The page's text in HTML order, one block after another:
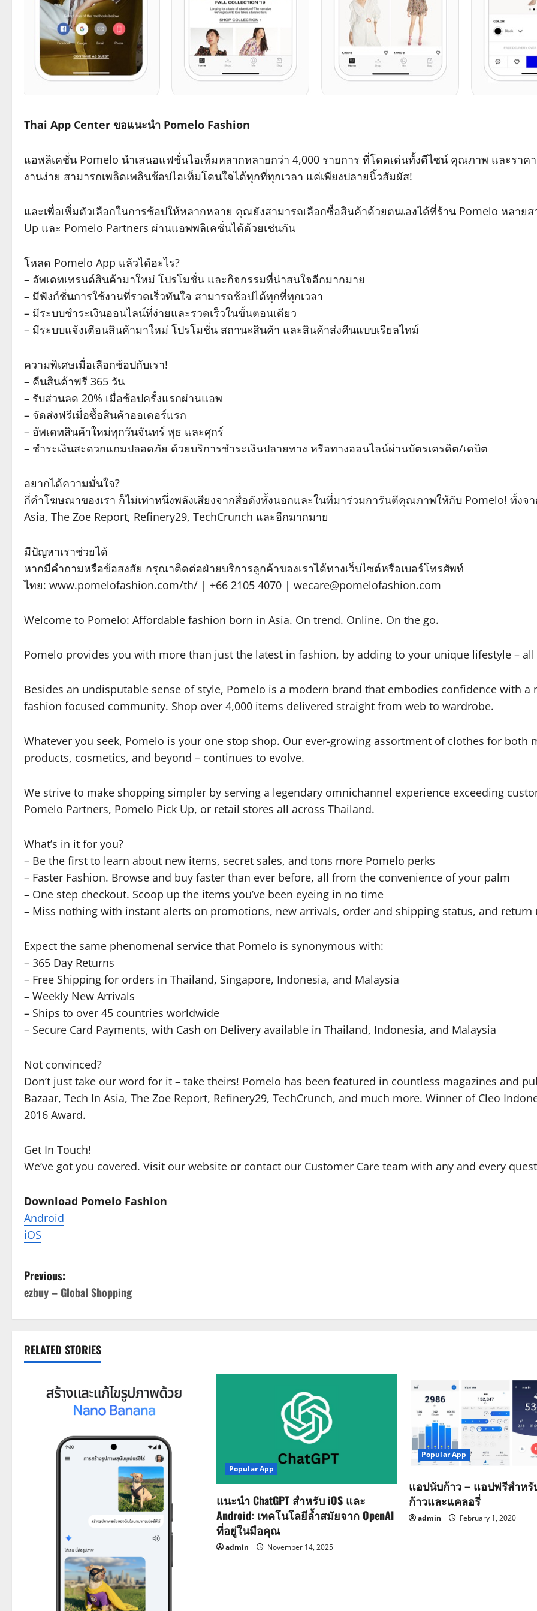
Thai App Center ขอแนะนำ Pomelo Fashion
แอพลิเคชั่น Pomelo นำเสนอแฟชั่นไอเท็มหลากหลายกว่า 4,000 รายการ ที่โดดเด่นทั้งดีไซน์ คุณภาพ และรา
งานง่าย สามารถเพลิดเพลินช้อปไอเท็มโดนใจได้ทุกที่ทุกเวลา แค่เพียงปลายนิ้วสัมผัส!
และเพื่อเพิ่มตัวเลือกในการช้อปให้หลากหลาย คุณยังสามารถเลือกซื้อสินค้าด้วยตนเองได้ที่ร้าน Pomelo หลายส
Up และ Pomelo Partners ผ่านแอพพลิเคชั่นได้ด้วยเช่นกัน
โหลด Pomelo App แล้วได้อะไร?
– อัพเดทเทรนด์สินค้ามาใหม่ โปรโมชั่น และกิจกรรมที่น่าสนใจอีกมากมาย
– มีฟังก์ชั่นการใช้งานที่รวดเร็วทันใจ สามารถช้อปได้ทุกที่ทุกเวลา
– มีระบบชำระเงินออนไลน์ที่ง่ายและรวดเร็วในขั้นตอนเดียว
– มีระบบแจ้งเตือนสินค้ามาใหม่ โปรโมชั่น สถานะสินค้า และสินค้าส่งคืนแบบเรียลไทม์
ความพิเศษเมื่อเลือกช้อปกับเรา!
– คืนสินค้าฟรี 365 วัน
– รับส่วนลด 20% เมื่อช้อปครั้งแรกผ่านแอพ
– จัดส่งฟรีเมื่อซื้อสินค้าออเดอร์แรก
– อัพเดทสินค้าใหม่ทุกวันจันทร์ พุธ และศุกร์
– ชำระเงินสะดวกแถมปลอดภัย ด้วยบริการชำระเงินปลายทาง หรือทางออนไลน์ผ่านบัตรเครดิต/เดบิต
อยากได้ความมั่นใจ?
กี่คำโฆษณาของเรา ก็ไม่เท่าหนึ่งพลังเสียงจากสื่อดังทั้งนอกและในที่มาร่วมการันตีคุณภาพให้กับ Pomelo! ทั้งจาก
Asia, The Zoe Report, Refinery29, TechCrunch และอีกมากมาย
มีปัญหาเราช่วยได้
หากมีคำถามหรือข้อสงสัย กรุณาติดต่อฝ่ายบริการลูกค้าของเราได้ทางเว็บไซต์หรือเบอร์โทรศัพท์
ไทย: www.pomelofashion.com/th/ | +66 2105 4070 | wecare@pomelofashion.com
Welcome to Pomelo: Affordable fashion born in Asia. On trend. Online. On the go.
Pomelo provides you with more than just the latest in fashion, by adding to your unique lifestyle –
Besides an undisputable sense of style, Pomelo is a modern brand that embodies confidence with a
fashion focused community. Shop over 4,000 items delivered straight from web to wardrobe.
Whatever you seek, Pomelo is your one stop shop. Our ever-growing assortment of clothes for both
products, cosmetics, and beyond – continues to evolve.
We strive to make shopping simpler by serving a legendary omnichannel experience exceeding
Pomelo Partners, Pomelo Pick Up, or retail stores all across Thailand.
What’s in it for you?
– Be the first to learn about new items, secret sales, and tons more Pomelo perks
– Faster Fashion. Browse and buy faster than ever before, all from the convenience of your palm
– One step checkout. Scoop up the items you’ve been eyeing in no time
– Miss nothing with instant alerts on promotions, new arrivals, order and shipping status, and return
Expect the same phenomenal service that Pomelo is synonymous with:
– 365 Day Returns
– Free Shipping for orders in Thailand, Singapore, Indonesia, and Malaysia
– Weekly New Arrivals
– Ships to over 45 countries worldwide
– Secure Card Payments, with Cash on Delivery available in Thailand, Indonesia, and Malaysia
Not convinced?
Don’t just take our word for it – take theirs! Pomelo has been featured in countless magazines and
Bazaar, Tech In Asia, The Zoe Report, Refinery29, TechCrunch, and much more. Winner of Cleo
2016 Award.
Get In Touch!
We’ve got you covered. Visit our website or contact our Customer Care team with any and every
Download Pomelo Fashion
Android
iOS
P
o
s
t
Previous:
ezbuy – Global Shopping
RELATED STORIES
Popular App
แนะนำ ChatGPT สำหรับ iOS และ
Android: เทคโนโลยีล้ำสมัยจาก OpenAI
ที่อยู่ในมือคุณ
admin November 14, 2025
Popular App
แอปนับก้าว – แอปฟรีสำห
ก้าวและแคลอรี่
admin February 1, 2020